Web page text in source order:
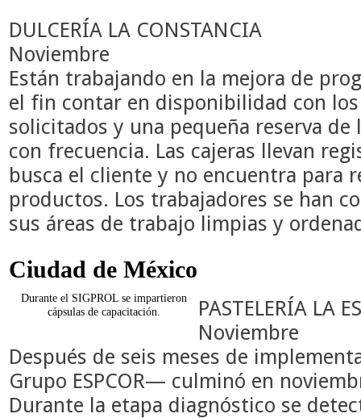
DULCERÍA LA CONSTANCIA
Noviembre
Están trabajando en la mejora de
el fin contar en disponibilidad con
solicitados y una pequeña reserva
con frecuencia. Las cajeras llevan
busca el cliente y no encuentra para
productos. Los trabajadores se han
sus áreas de trabajo limpias y
Ciudad de México
Durante el SIGPROL se impartieron
cápsulas de capacitación.
PASTELERÍA LA
Noviembre
Después de seis meses de
Grupo ESPCOR— culminó en
Durante la etapa diagnóstico se